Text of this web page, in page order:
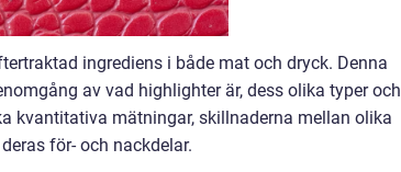
ingrediens i både mat och dryck. Denna
av vad highlighter är, dess olika typer och
kvantitativa mätningar, skillnaderna mellan olika
för- och nackdelar.